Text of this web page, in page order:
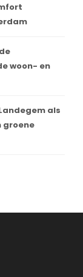
woon- en
als
groene